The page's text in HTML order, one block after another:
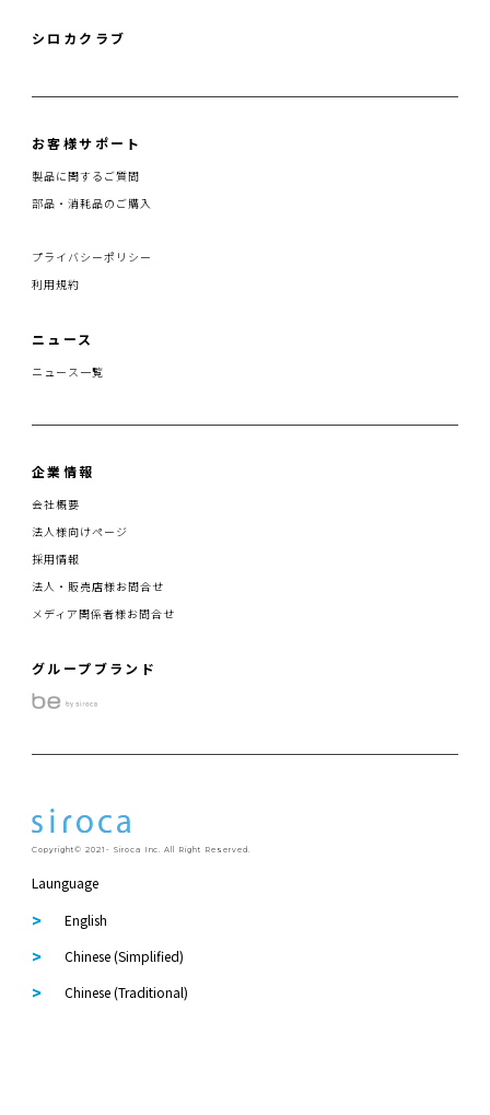
シロカクラブ
お客様サポート
製品に関するご質問
部品・消耗品のご購入
プライバシーポリシー
利用規約
ニュース
ニュース一覧
企業情報
会社概要
法人様向けページ
採用情報
法人・販売店様お問合せ
メディア関係者様お問合せ
グループブランド
Copyright© 2021- Siroca Inc. All Right Reserved.
Launguage
English
Chinese (Simplified)
Chinese (Traditional)